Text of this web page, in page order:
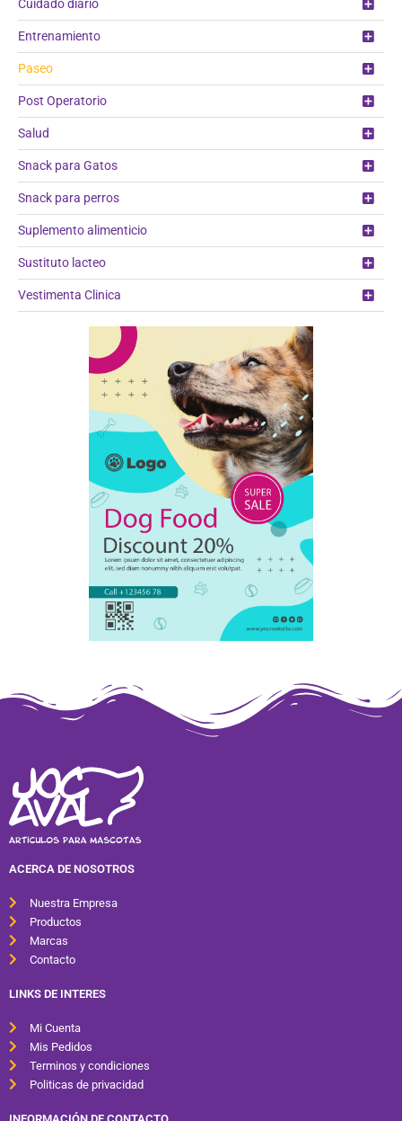
Cuidado diario
Entrenamiento
Paseo
Post Operatorio
Salud
Snack para Gatos
Snack para perros
Suplemento alimenticio
Sustituto lacteo
Vestimenta Clinica
ACERCA DE NOSOTROS
Nuestra Empresa
Productos
Marcas
Contacto
LINKS DE INTERES
Mi Cuenta
Mis Pedidos
Terminos y condiciones
Politicas de privacidad